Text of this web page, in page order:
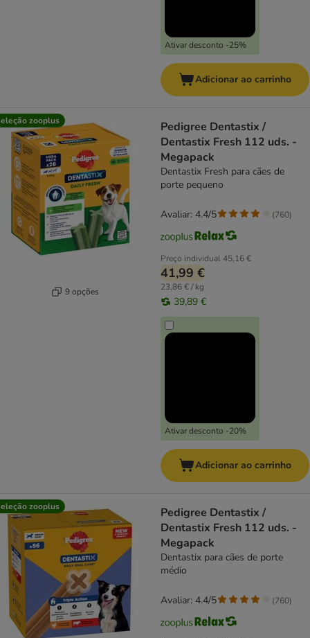
Ativar desconto -25%
Adicionar ao carrinho
zooplus
9 opções
Pedigree Dentastix /
Dentastix Fresh 112 uds. -
Megapack
Dentastix Fresh para cães de
porte pequeno
Preço individual45,16 €
41,99 €
23,86 € / kg
39,89 €
Ativar desconto -20%
Avaliar: 4.4/5 (760)
Adicionar ao carrinho
zooplus
Pedigree Dentastix /
Dentastix Fresh 112 uds. -
Megapack
Dentastix para cães de porte
médio
Avaliar: 4.4/5 (760)